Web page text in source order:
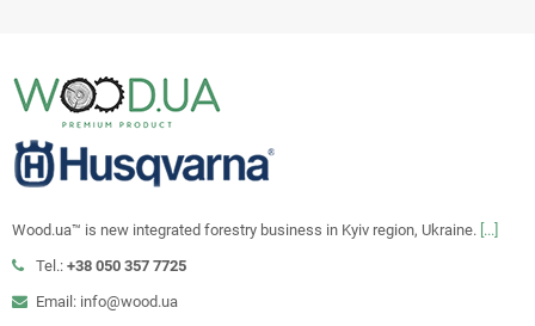
Wood.ua™ is new integrated forestry business in Kyiv region, Ukraine. [...]
Tel.: +38 050 357 7725
Email: info@wood.ua